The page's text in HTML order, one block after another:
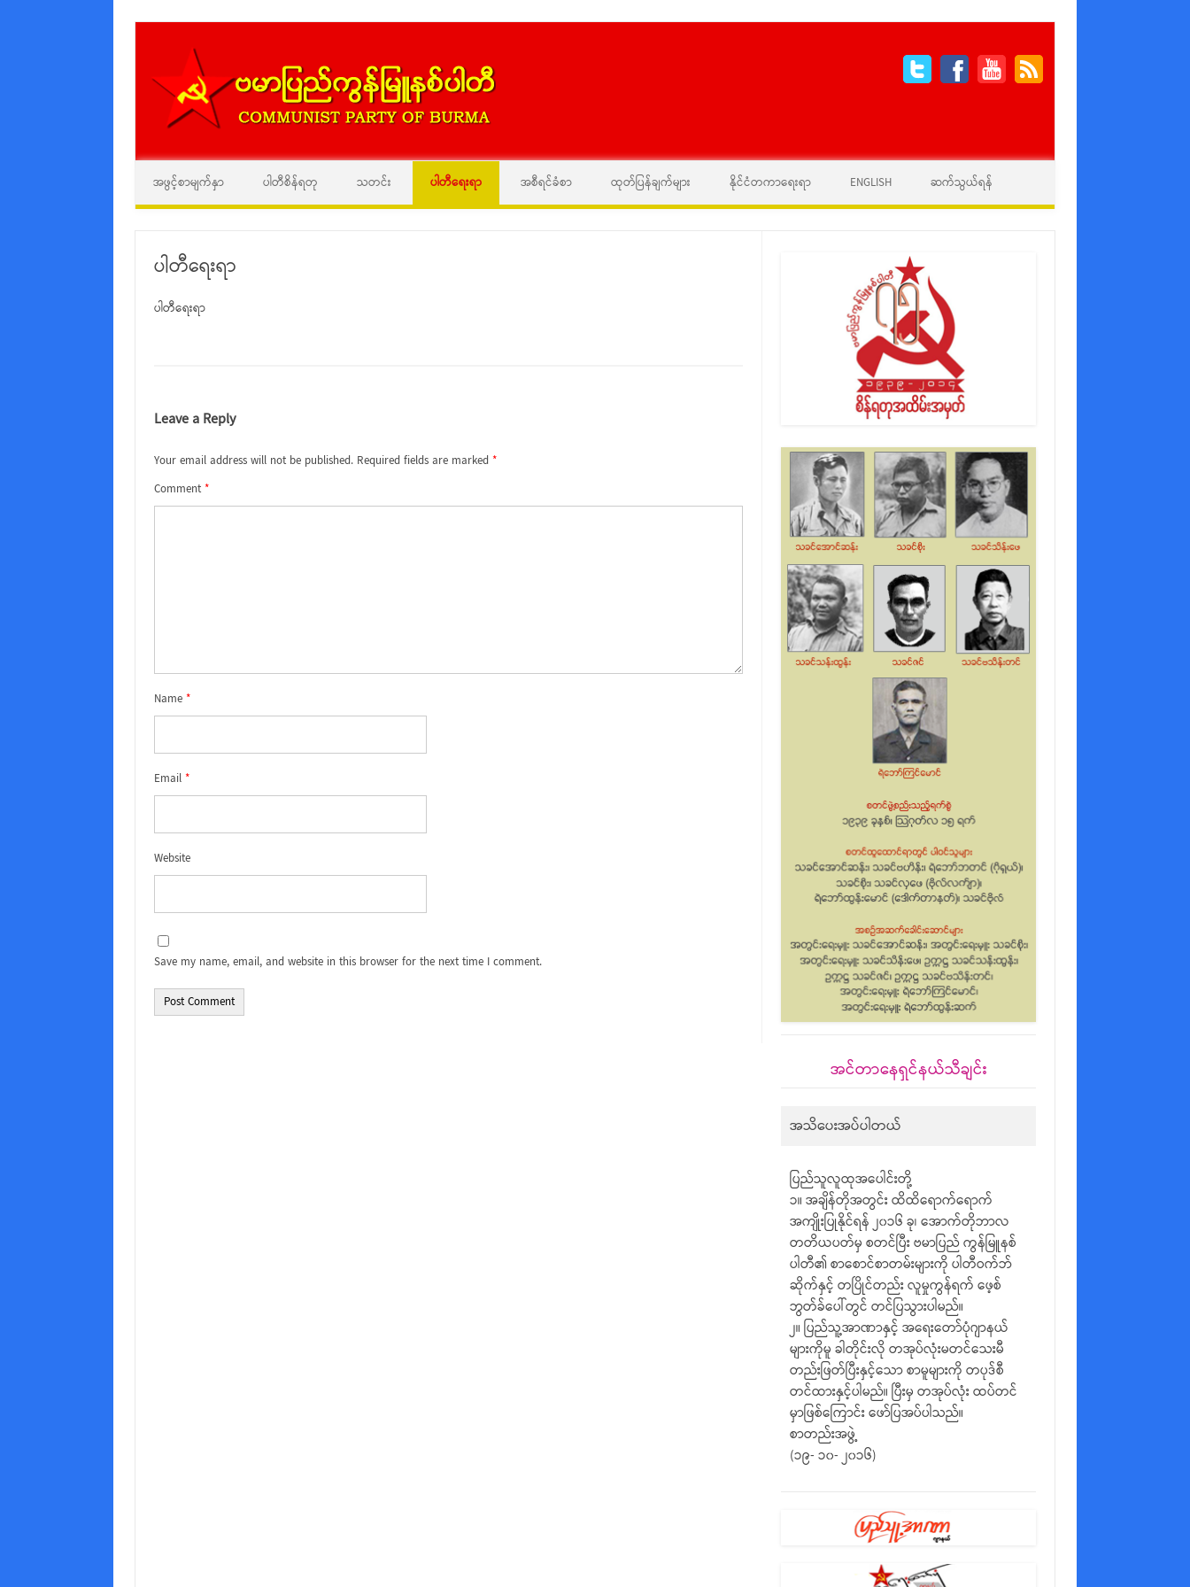
အဖွင့်စာမျက်နှာ ပါတီစိန်ရတု သတင်း ပါတီရေးရာ အစီရင်ခံစာ ထုတ်ပြန်ချက်များ နိုင်ငံတကာရေးရာ ENGLISH ဆက်သွယ်ရန်
ပါတီရေးရာ
ပါတီရေးရာ
Leave a Reply
Your email address will not be published. Required fields are marked*
Comment*
Name*
Email*
Website
Save my name, email, and website in this browser for the next time I comment.
အင်တာနေရှင်နယ်သီချင်း
အသိပေးအပ်ပါတယ်
ပြည်သူလူထုအပေါင်းတို့
၁။ အချိန်တိုအတွင်း ထိထိရောက်ရောက်
အကျိုးပြုနိုင်ရန် ၂၀၁၆ ခု၊ အောက်တိုဘာလ
တတိယပတ်မှ စတင်ပြီး ဗမာပြည် ကွန်မြူနစ်
ပါတီ၏ စာစောင်စာတမ်းများကို ပါတီဝက်ဘ်
ဆိုက်နှင့် တပြိုင်တည်း လူမှုကွန်ရက် ဖေ့စ်
ဘွတ်ခ်ပေါ်တွင် တင်ပြသွားပါမည်။
၂။ ပြည်သူ့အာဏာနှင့် အရေးတော်ပုံဂျာနယ်
များကိုမူ ခါတိုင်းလို တအုပ်လုံးမတင်သေးမီ
တည်းဖြတ်ပြီးနှင့်သော စာမူများကို တပုဒ်စီ
တင်ထားနှင့်ပါမည်။ ပြီးမှ တအုပ်လုံး ထပ်တင်
မှာဖြစ်ကြောင်း ဖော်ပြအပ်ပါသည်။
စာတည်းအဖွဲ့
(၁၉- ၁၀- ၂၀၁၆)